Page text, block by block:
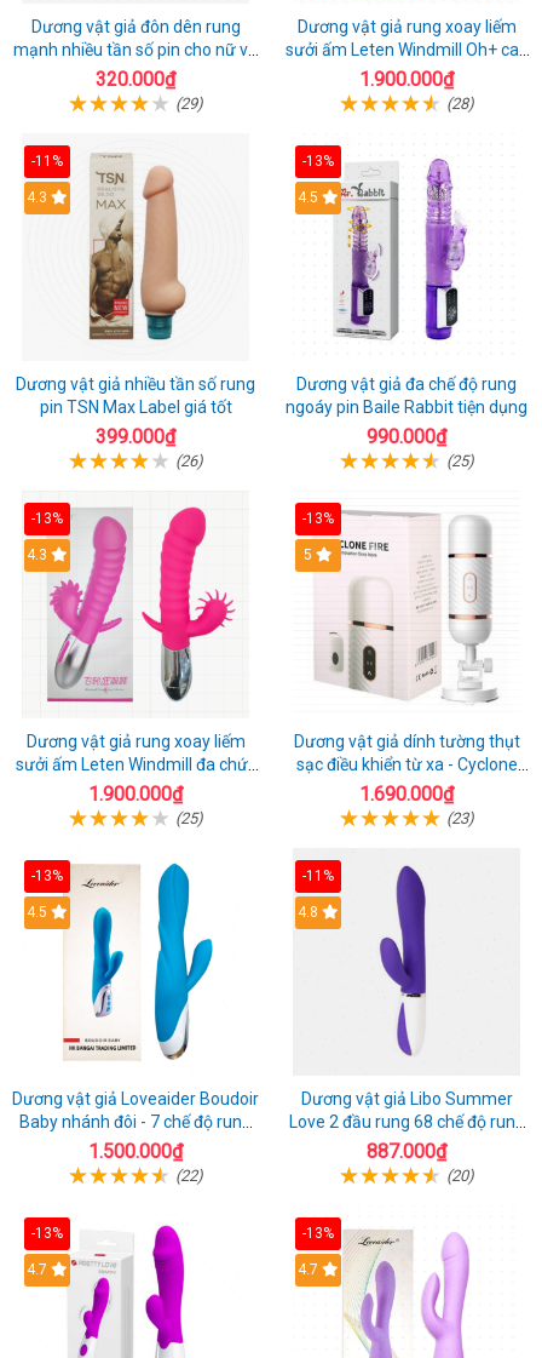
Dương vật giả đôn dên rung
mạnh nhiều tần số pin cho nữ và
cặp đôi
320.000₫
(29)
Dương vật giả rung xoay liếm
sưởi ấm Leten Windmill Oh+ cao
cấp
1.900.000₫
(28)
-11%
4.3
Dương vật giả nhiều tần số rung
pin TSN Max Label giá tốt
399.000₫
(26)
-13%
4.5
Dương vật giả đa chế độ rung
ngoáy pin Baile Rabbit tiện dụng
990.000₫
(25)
-13%
4.3
Dương vật giả rung xoay liếm
sưởi ấm Leten Windmill đa chức
năng
1.900.000₫
(25)
-13%
5
Dương vật giả dính tường thụt
sạc điều khiển từ xa - Cyclone
Fire
1.690.000₫
(23)
-13%
4.5
Dương vật giả Loveaider Boudoir
Baby nhánh đôi - 7 chế độ rung
sạc điện
1.500.000₫
(22)
-11%
4.8
Dương vật giả Libo Summer
Love 2 đầu rung 68 chế độ rung
sạc pin thỏa mãn
887.000₫
(20)
-13%
4.7
-13%
4.7